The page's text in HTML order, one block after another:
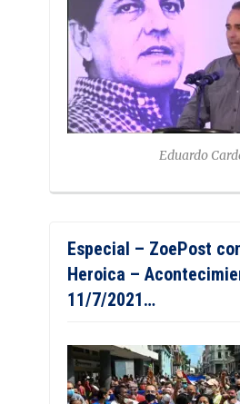
Eduardo
Especial – ZoePost
Heroica –
11/7/2021…